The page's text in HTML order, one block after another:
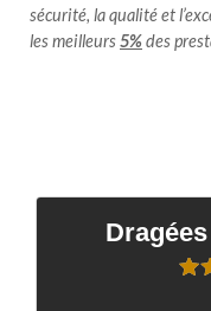
sécurité, la qualité et
les meilleurs5%des